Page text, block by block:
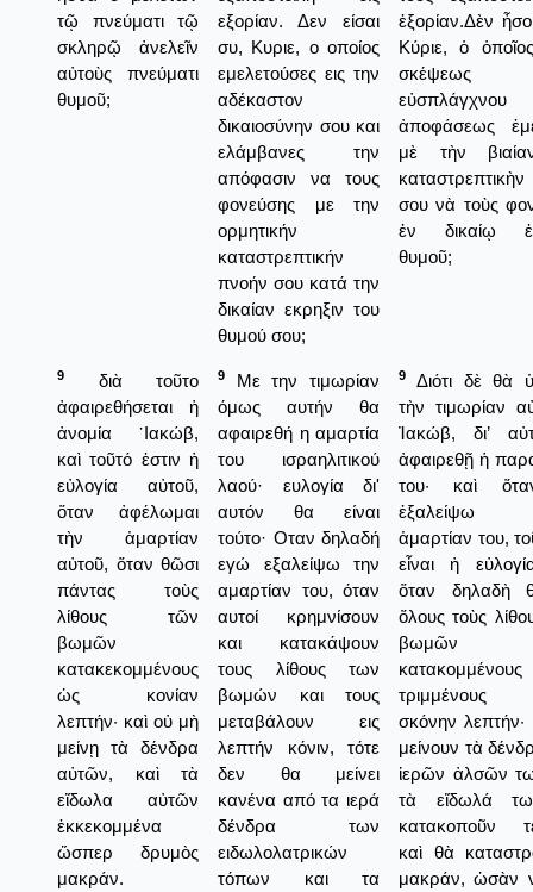
τῷ πνεύματι τῷ
σκληρῷ ἀνελεῖν
αὐτοὺς πνεύματι
θυμοῦ;
εξορίαν. Δεν είσαι
συ, Κυριε, ο οποίος
εμελετούσες εις την
αδέκαστον
δικαιοσύνην σου και
ελάμβανες την
απόφασιν να τους
φονεύσης με την
ορμητικήν
καταστρεπτικήν
πνοήν σου κατά την
δικαίαν εκρηξιν του
θυμού σου;
ἐξορίαν.Δὲν
Κύριε, ὁ
σκέψεως
εὐσπλάγχνου
ἀποφάσεως
μὲ τὴν
σου νὰ τοὺς
ἐν δικαίῳ
θυμοῦ;
9
διὰ τοῦτο
ἀφαιρεθήσεται ἡ
ἀνομία ᾿Ιακώβ,
καὶ τοῦτό ἐστιν ἡ
εὐλογία αὐτοῦ,
ὅταν ἀφέλωμαι
τὴν ἁμαρτίαν
αὐτοῦ, ὅταν θῶσι
πάντας τοὺς
λίθους τῶν
βωμῶν
κατακεκομμένους
ὡς κονίαν
λεπτήν· καὶ οὐ μὴ
μείνῃ τὰ δένδρα
αὐτῶν, καὶ τὰ
εἴδωλα αὐτῶν
ἐκκεκομμένα
ὥσπερ δρυμὸς
μακράν.
9
Με την τιμωρίαν
όμως αυτήν θα
αφαιρεθή η αμαρτία
του ισραηλιτικού
λαού· ευλογία δι'
αυτόν θα είναι
τούτο· Οταν δηλαδή
εγώ εξαλείψω την
αμαρτίαν του, όταν
αυτοί κρημνίσουν
και κατακάψουν
τους λίθους των
βωμών και τους
μεταβάλουν εις
λεπτήν κόνιν, τότε
δεν θα μείνει
κανένα από τα ιερά
δένδρα των
ειδωλολατρικών
τόπων και τα
9
Διότι δὲ θὰ
τὴν τιμωρίαν
Ἰακώβ, δι’
ἀφαιρεθῇ ἡ
του· καὶ
ἐξαλείψω
ἁμαρτίαν του,
εἶναι ἡ
ὅταν δηλαδὴ
ὅλους τοὺς
βωμῶν
σκόνην λεπτήν·
μείνουν τὰ
ἱερῶν ἀλσῶν
τὰ εἴδωλά
κατακοποῦν
καὶ θὰ
μακράν, ὡσὰν